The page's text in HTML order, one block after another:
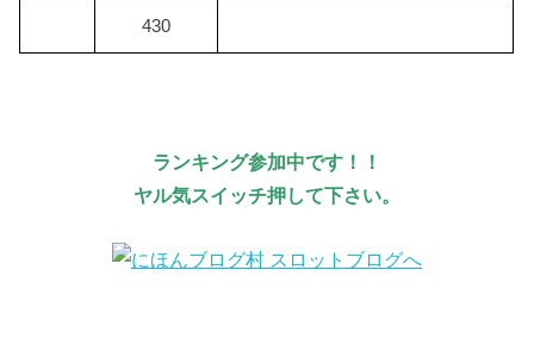
430
ランキング参加中です！！
ヤル気スイッチ押して下さい。